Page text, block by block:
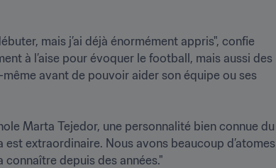
mais j’ai déjà énormément appris", confie
à l’aise pour évoquer le football, mais aussi des
avant de pouvoir aider son équipe ou ses
Marta Tejedor, une personnalité bien connue du
extraordinaire. Nous avons beaucoup d’atomes
connaître depuis des années."